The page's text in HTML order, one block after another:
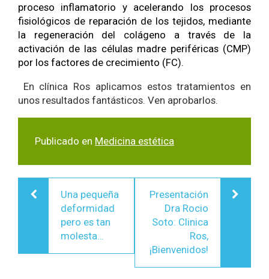
proceso inflamatorio y acelerando los procesos
fisiológicos de reparación de los tejidos, mediante
la regeneración del colágeno a través de la
activación de las células madre periféricas (CMP)
por los factores de crecimiento (FC).
En clínica Ros aplicamos estos tratamientos en
unos resultados fantásticos. Ven aprobarlos.
Publicado en Medicina estética
Navegación
de
entradas
Una pequeña
deformidad
pero es tan
molesta…
Presentación
Dra Rocio
Soto: Clinica
Ros,
¡Bienvenidos!